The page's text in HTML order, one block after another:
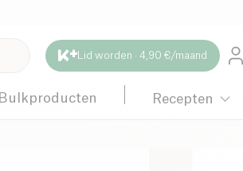
Lid worden · 4,90 €/maand
Bulkproducten Recepten